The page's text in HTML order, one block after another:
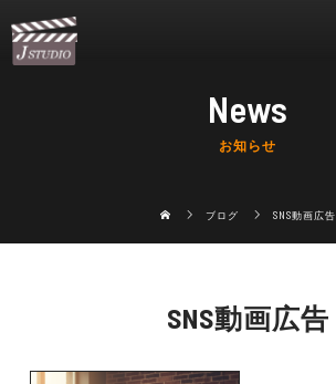
News
お知らせ
ブログ SNS動画広告
SNS動画広告